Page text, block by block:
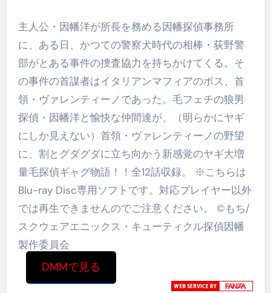
主人公・因幡洋が所長を務める因幡探偵事務所
に、ある日、かつての警察犬時代の相棒・荻野警
部がとある事件の捜査協力を持ちかけてくる。そ
の事件の首謀者はイタリアンマフィアのボス、首
領・ヴァレンティーノであった。毛フェチの狼男
探偵・因幡洋と愉快な仲間達が、（明らかにヤギ
にしか見えない）首領・ヴァレンティーノの野望
に、割とグダグダに立ち向かう新感覚のヤギ大増
量毛探偵ギャグ物語！！全12話収録。 ※こちらは
Blu-ray Disc専用ソフトです。対応プレイヤー以外
では再生できませんのでご注意ください。 ©もち/
スクウェアエニックス・キューティクル探偵因幡
製作委員会
DMMで見る